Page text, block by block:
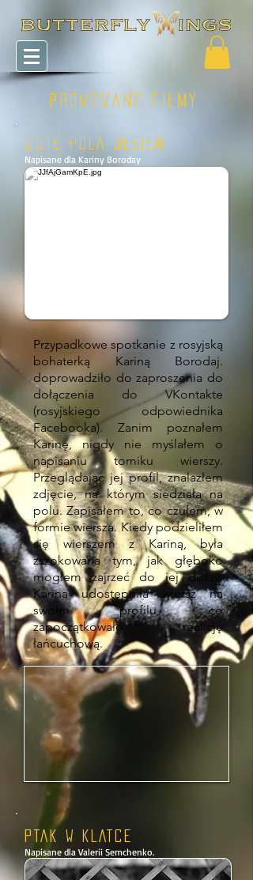
PTAK W KLATCE
Napisane dla Valerii Semchenko.
ZŁOTE POLA JESIENI
Napisane dla Kariny Boroday
Przypadkowe spotkanie z rosyjską
bohaterką Kariną Borodaj.
doprowadziło do zaproszenia do
dołączenia do VKontakte
(rosyjskiego odpowiednika
Facebooka). Zanim poznałem
Karinę, nigdy nie myślałem o
napisaniu tomiku wierszy.
Przeglądając jej profil, znalazłem
zdjęcie, na którym siedziała na
polu. Zapisałem to, co czułem, w
formie wiersza. Kiedy podzieliłem
się wierszem z Kariną, była
zszokowana tym, jak głęboko
mogłem zajrzeć do jej duszy.
Karina udostępniła wiersz na
swoim profilu, co
zapoczątkowało reakcję
łańcuchową.
Promowane filmy